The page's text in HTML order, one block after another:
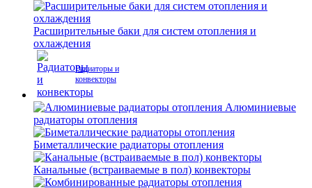
Расширительные баки для систем отопления и
охлаждения
Радиаторы и
конвекторы
Алюминиевые
радиаторы отопления
Биметаллические радиаторы отопления
Канальные (встраиваемые в пол) конвекторы